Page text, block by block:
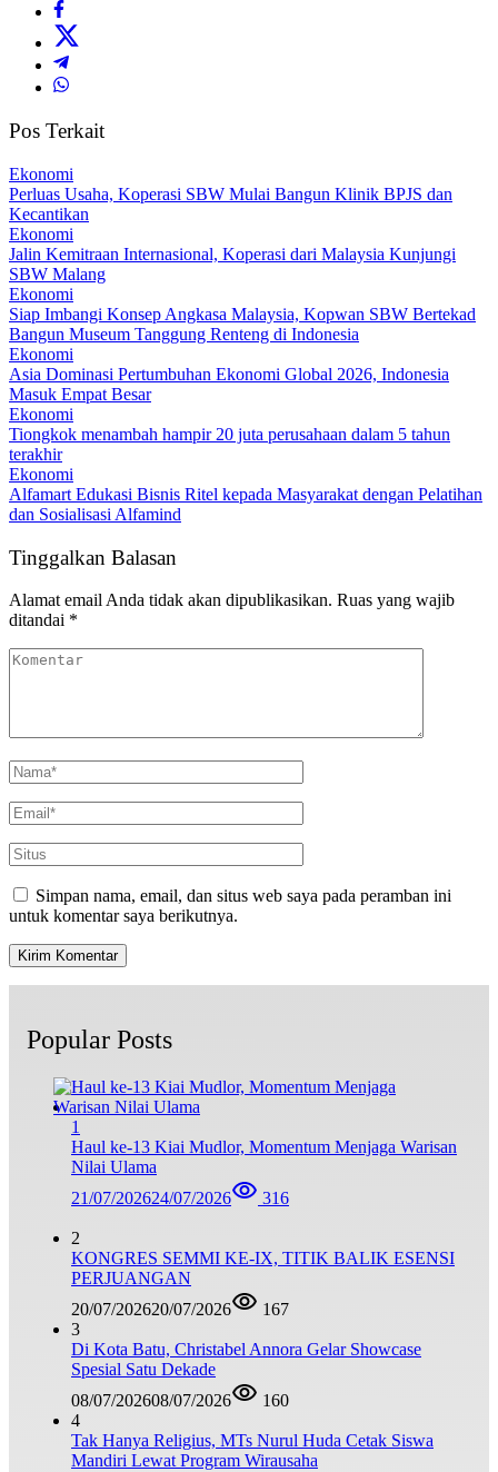
Pos Terkait
Ekonomi
Perluas Usaha, Koperasi SBW Mulai Bangun Klinik BPJS dan
Kecantikan
Ekonomi
Jalin Kemitraan Internasional, Koperasi dari Malaysia Kunjungi
SBW Malang
Ekonomi
Siap Imbangi Konsep Angkasa Malaysia, Kopwan SBW Bertekad
Bangun Museum Tanggung Renteng di Indonesia
Ekonomi
Asia Dominasi Pertumbuhan Ekonomi Global 2026, Indonesia
Masuk Empat Besar
Ekonomi
Tiongkok menambah hampir 20 juta perusahaan dalam 5 tahun
terakhir
Ekonomi
Alfamart Edukasi Bisnis Ritel kepada Masyarakat dengan Pelatihan
dan Sosialisasi Alfamind
Tinggalkan Balasan
Alamat email Anda tidak akan dipublikasikan. Ruas yang wajib
ditandai *
Simpan nama, email, dan situs web saya pada peramban ini
untuk komentar saya berikutnya.
Popular Posts
1
Haul ke-13 Kiai Mudlor, Momentum Menjaga Warisan
Nilai Ulama
21/07/202624/07/2026 316
2
KONGRES SEMMI KE-IX, TITIK BALIK ESENSI
PERJUANGAN
20/07/202620/07/2026
167
3
Di Kota Batu, Christabel Annora Gelar Showcase
Spesial Satu Dekade
08/07/202608/07/2026
160
4
Tak Hanya Religius, MTs Nurul Huda Cetak Siswa
Mandiri Lewat Program Wirausaha